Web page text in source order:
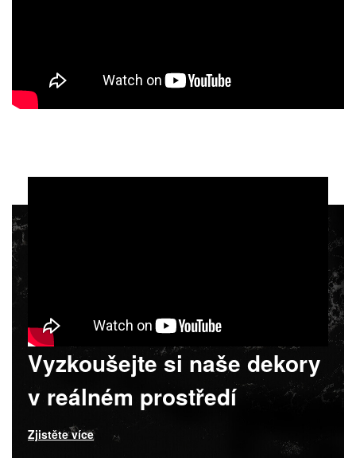
Vyzkoušejte si naše dekory
v reálném prostředí
Zjistěte více